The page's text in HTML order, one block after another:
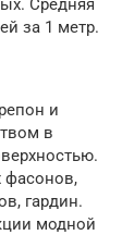
Средняя
за 1 метр.
и
в
фасонов,
гардин.
модной